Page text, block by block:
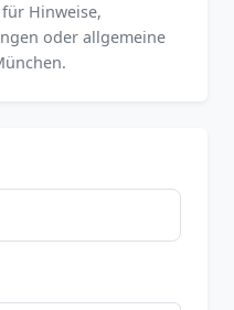
Hinweise,
oder allgemeine